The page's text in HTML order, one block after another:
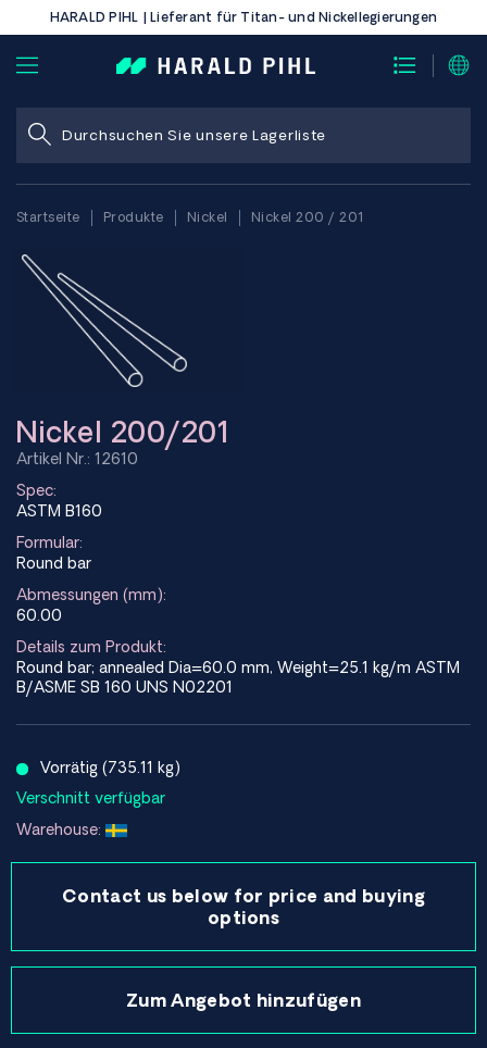
HARALD PIHL | Lieferant für Titan- und Nickellegierungen
Startseite Produkte Nickel Nickel 200 / 201
Nickel 200/201
Artikel Nr.: 12610
Spec:
ASTM B160
Formular:
Round bar
Abmessungen (mm):
60.00
Details zum Produkt:
Round bar; annealed Dia=60.0 mm, Weight=25.1 kg/m ASTM
B/ASME SB 160 UNS N02201
Vorrätig (735.11 kg)
Verschnitt verfügbar
Warehouse:
Contact us below for price and buying
options
Zum Angebot hinzufügen